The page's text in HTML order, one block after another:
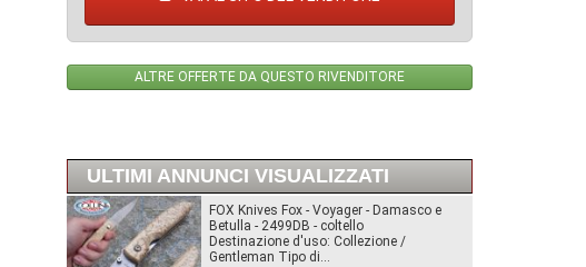
ALTRE OFFERTE DA QUESTO RIVENDITORE
ULTIMI ANNUNCI VISUALIZZATI
FOX Knives Fox - Voyager - Damasco e
Betulla - 2499DB - coltello
Destinazione d'uso: Collezione /
Gentleman Tipo di...